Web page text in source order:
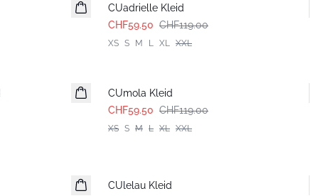
CUadrielle Kleid
CHF59.50 CHF119.00
XS S M L XL XXL
CUmola Kleid
CHF59.50 CHF119.00
XS S M L XL XXL
CUlelau Kleid